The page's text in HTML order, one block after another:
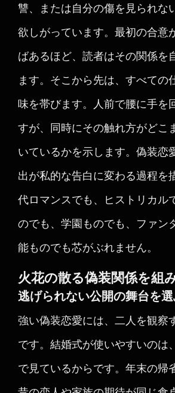
讐、または自分の傷を見られな
欲しがっています。最初の合意
ばあるほど、読者はその関係を
ます。そこから先は、すべての
味を帯びます。人前で腰に手を
すが、同時にその触れ方がどこ
いているかを示します。偽装恋
出が私的な告白に変わる過程を
代ロマンスでも、ヒストリカル
のでも、学園ものでも、ファン
能ものでも芯がぶれません。
火花の散る偽装関係を組
逃げられない公開の舞台を
強い偽装恋愛には、二人を観察
です。結婚式が使いやすいのは
で見ているからです。年末の帰